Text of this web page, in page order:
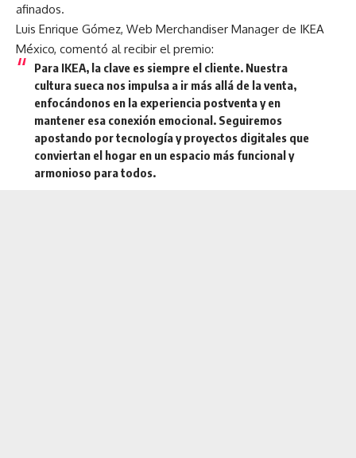
afinados.
Luis Enrique Gómez, Web Merchandiser Manager de IKEA
México, comentó al recibir el premio:
Para IKEA, la clave es siempre el cliente. Nuestra
cultura sueca nos impulsa a ir más allá de la venta,
enfocándonos en la experiencia postventa y en
mantener esa conexión emocional. Seguiremos
apostando por tecnología y proyectos digitales que
conviertan el hogar en un espacio más funcional y
armonioso para todos.